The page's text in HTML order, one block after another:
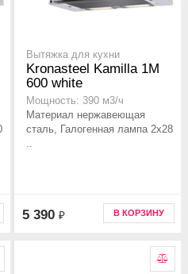
Вытяжка для кухни
Kronasteel Kamilla 1M
600 white
Мощность: 390 м3/ч
Материал нержавеющая
сталь, Галогенная лампа 2x28
..
5 390 ₽ В КОРЗИНУ